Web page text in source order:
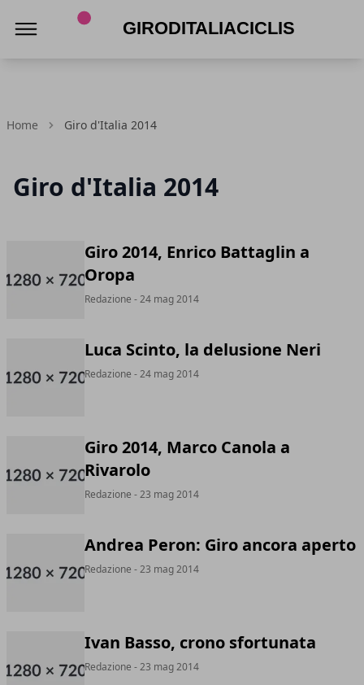
Home Giro d'Italia 2014
Giro d'Italia 2014
Giro 2014, Enrico Battaglin a
Oropa
Redazione - 24 mag 2014
Luca Scinto, la delusione Neri
Redazione - 24 mag 2014
Giro 2014, Marco Canola a
Rivarolo
Redazione - 23 mag 2014
Andrea Peron: Giro ancora aperto
Redazione - 23 mag 2014
Ivan Basso, crono sfortunata
Redazione - 23 mag 2014